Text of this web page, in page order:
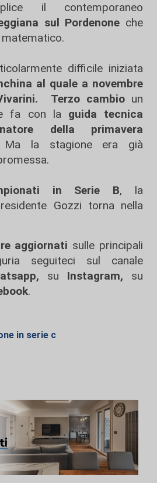
il contemporaneo
sul Pordenone che
difficile iniziata
al quale a novembre
Terzo cambioun
fa con la guida tecnica
della primavera
la stagione era già
in Serie B, la
Gozzi torna nella
aggiornati sulle principali
seguiteci sul canale
su Instagram, su
.
in serie c